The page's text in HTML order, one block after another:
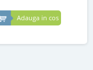
Adauga in cos